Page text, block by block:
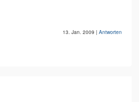
13. Jan. 2009 | Antworten